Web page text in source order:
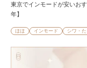
東京でインモードが安いお
年】
ほほ インモード シワ・